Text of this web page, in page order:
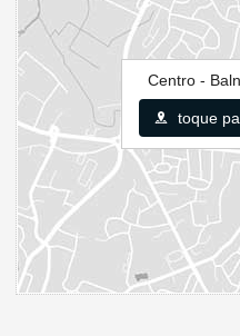
Centro -
toque